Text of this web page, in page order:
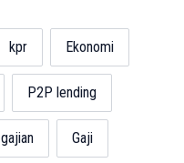
kpr Ekonomi
P2P lending
gajian Gaji